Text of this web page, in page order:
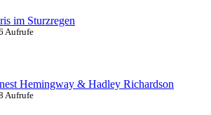
im Sturzregen
Aufrufe
Hemingway & Hadley Richardson
Aufrufe